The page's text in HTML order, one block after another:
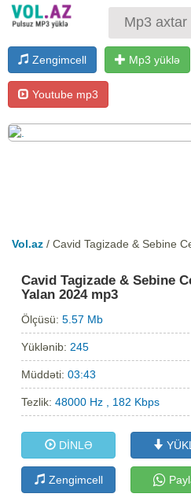
Zengimcell Mp3 yüklə
Youtube mp3
Vol.az / Cavid Tagizade & Sebine
Cavid Tagizade & Sebine
Yalan 2024 mp3
Ölçüsü:5.57 Mb
Yüklənib: 245
Müddəti:03:43
Tezlik:48000 Hz , 182 Kbps
DİNLƏ
Zengimcell